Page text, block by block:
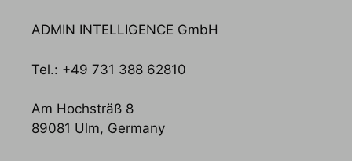
ADMIN INTELLIGENCE GmbH
Tel.: +49 731 388 62810
Am Hochsträß 8
89081 Ulm, Germany